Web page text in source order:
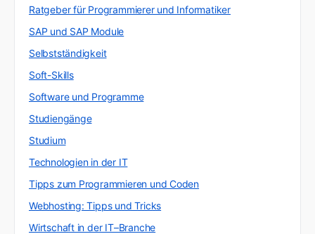
Ratgeber für Programmierer und Informatiker
SAP und SAP Module
Selbstständigkeit
Soft-Skills
Software und Programme
Studiengänge
Studium
Technologien in der IT
Tipps zum Programmieren und Coden
Webhosting: Tipps und Tricks
Wirtschaft in der IT–Branche